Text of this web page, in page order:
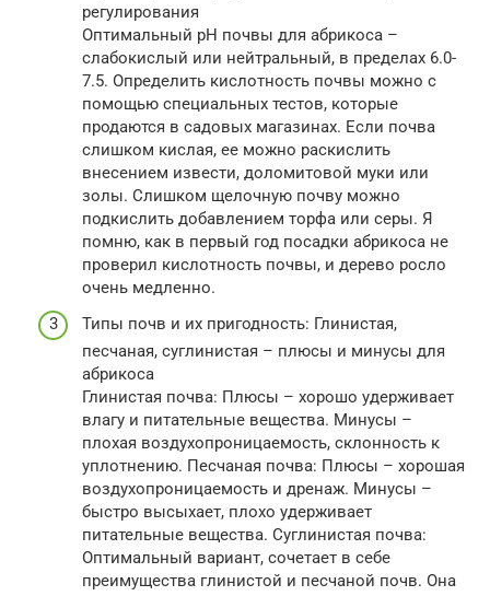
регулирования
Оптимальный pH почвы для абрикоса –
слабокислый или нейтральный, в пределах 6.0-
7.5. Определить кислотность почвы можно с
помощью специальных тестов, которые
продаются в садовых магазинах. Если почва
слишком кислая, ее можно раскислить
внесением извести, доломитовой муки или
золы. Слишком щелочную почву можно
подкислить добавлением торфа или серы. Я
помню, как в первый год посадки абрикоса не
проверил кислотность почвы, и дерево росло
очень медленно.
Типы почв и их пригодность: Глинистая,
песчаная, суглинистая – плюсы и минусы для
абрикоса
Глинистая почва: Плюсы – хорошо удерживает
влагу и питательные вещества. Минусы –
плохая воздухопроницаемость, склонность к
уплотнению. Песчаная почва: Плюсы – хорошая
воздухопроницаемость и дренаж. Минусы –
быстро высыхает, плохо удерживает
питательные вещества. Суглинистая почва:
Оптимальный вариант, сочетает в себе
преимущества глинистой и песчаной почв. Она